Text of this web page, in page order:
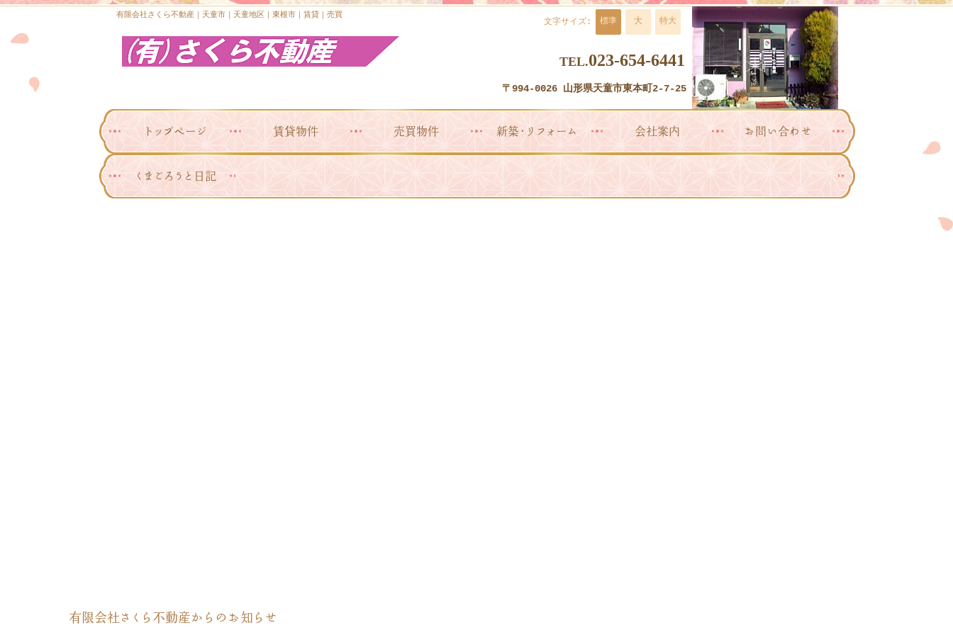
有限会社さくら不動産｜天童市｜天童地区｜東根市｜賃貸｜売買
〒994-0026 山形県天童市東本町2-7-25
TEL.023-654-6441
文字サイズ: 標準 大 特大
トップページ 賃貸物件 売買物件 新築・リフォーム 会社案内 お問い合わせ
くまごろうと日記
有限会社さくら不動産からのお知らせ